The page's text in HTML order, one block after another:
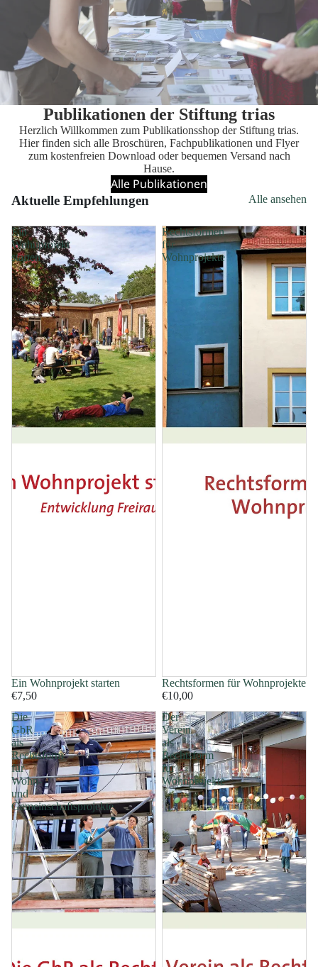
Publikationen der Stiftung trias
Herzlich Willkommen zum Publikationsshop der Stiftung trias.
Hier finden sich alle Broschüren, Fachpublikationen und Flyer
zum kostenfreien Download oder bequemen Versand nach
Hause.
Alle Publikationen
Aktuelle Empfehlungen Alle ansehen
Ein
Wohnprojekt
starten
Ein Wohnprojekt starten
€7,50
Rechtsformen
für
Wohnprojekte
Rechtsformen für Wohnprojekte
€10,00
Die
GbR
als
Rechtsform
für
Wohn-
und
Gemeinschaftsprojekte
Der
Verein
als
Rechtsform
für
Wohnprojekte